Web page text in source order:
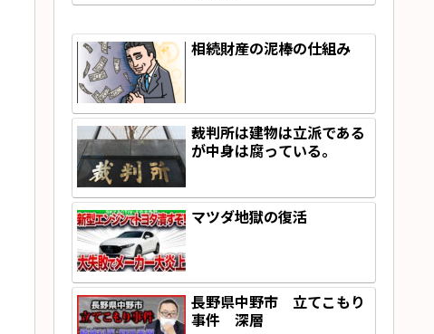
相続財産の泥棒の仕組み
裁判所は建物は立派である
が中身は腐っている。
マツダ地獄の復活
長野県中野市 立てこもり
事件 深層